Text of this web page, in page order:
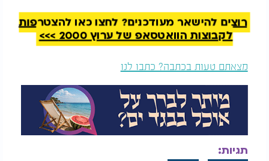
אזהרת צרכנים: אינגליש
קייק קוראת להחזרת
עוגת ריבת חלב - עקב
חשש לנוכחות אלרגן
דגים
איך בוחרים את הלחם
הבריא ביותר? המדריך
שיחסוך לכם טעויות
בסופר
ד"ר ברינה קונור הוסיפה כי לקפה יש השפעה הורמונלית
שיכולה לשנות את תוצאות בדיקות הסוכר. "במונחים של
בדיקות גלוקוז בדם, מה שנמדד הוא היכולת של הגוף
רוצים להישאר מעודכנים? לחצו כאן להצטרפות
לקבוצות הוואטסאפ של ערוץ 2000 >>>
מצאתם טעות בכתבה? כתבו לנו
תגיות: